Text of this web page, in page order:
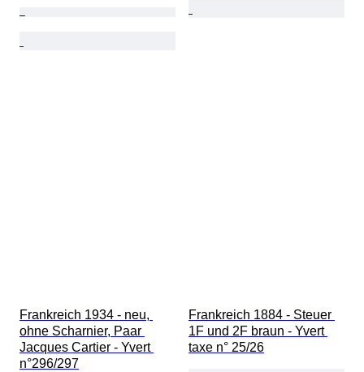
Frankreich 1934 - neu,
ohne Scharnier, Paar
Jacques Cartier - Yvert
n°296/297
Frankreich 1884 - Steuer
1F und 2F braun - Yvert
taxe n° 25/26